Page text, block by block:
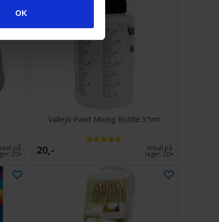
OK
på
20+
Vallejo Paint Mixing Bottle 35ml
20,- Antall på
lager:20+